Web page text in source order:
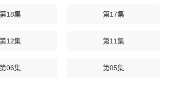
第18集 第17集
第12集 第11集
第06集 第05集